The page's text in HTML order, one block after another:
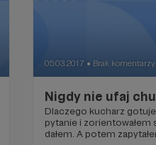
05.03.2017 ● Brak komentarzy
Nigdy nie ufaj
Dlaczego kucharz gotuje? Odpowiedziałem
pytanie i zorientowałem
dałem. A potem zapytałem się dlaczego tak